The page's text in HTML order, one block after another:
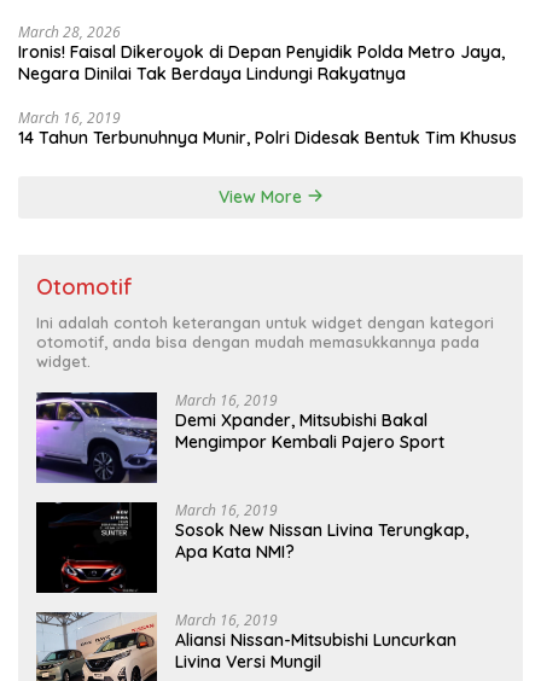
March 28, 2026
Ironis! Faisal Dikeroyok di Depan Penyidik Polda Metro Jaya,
Negara Dinilai Tak Berdaya Lindungi Rakyatnya
March 16, 2019
14 Tahun Terbunuhnya Munir, Polri Didesak Bentuk Tim Khusus
View More
Otomotif
Ini adalah contoh keterangan untuk widget dengan kategori
otomotif, anda bisa dengan mudah memasukkannya pada
widget.
March 16, 2019
Demi Xpander, Mitsubishi Bakal
Mengimpor Kembali Pajero Sport
March 16, 2019
Sosok New Nissan Livina Terungkap,
Apa Kata NMI?
March 16, 2019
Aliansi Nissan-Mitsubishi Luncurkan
Livina Versi Mungil